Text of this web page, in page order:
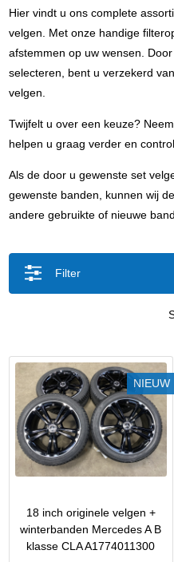
Hier vindt u ons complete
velgen. Met onze handige
afstemmen op uw wensen.
selecteren, bent u verzekerd
velgen.
Twijfelt u over een keuze?
helpen u graag verder en
Als de door u gewenste set
gewenste banden, kunnen wij
andere gebruikte of nieuwe
Filter
NIEUW
18 inch originele velgen +
winterbanden Mercedes A B
klasse CLA A1774011300